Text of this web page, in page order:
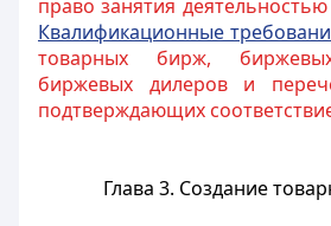
право занятия
Квалификационные
товарных бирж,
биржевых дилеров и
подтверждающих
Глава 3. Создание